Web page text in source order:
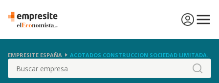
EMPRESITE ESPAÑA ACOTADOS CONSTRUCCION SOCIEDAD LIMITADA.
Buscar